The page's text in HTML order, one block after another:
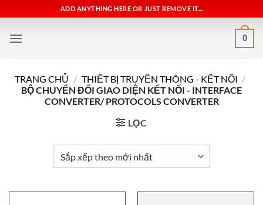
qua
nội
ADD ANYTHING HERE OR JUST REMOVE IT...
0
TRANG CHỦ / THIẾT BỊ TRUYỀN THÔNG - KẾT NỐI /
BỘ CHUYỂN ĐỔI GIAO DIỆN KẾT NỐI - INTERFACE
CONVERTER/ PROTOCOLS CONVERTER
LỌC